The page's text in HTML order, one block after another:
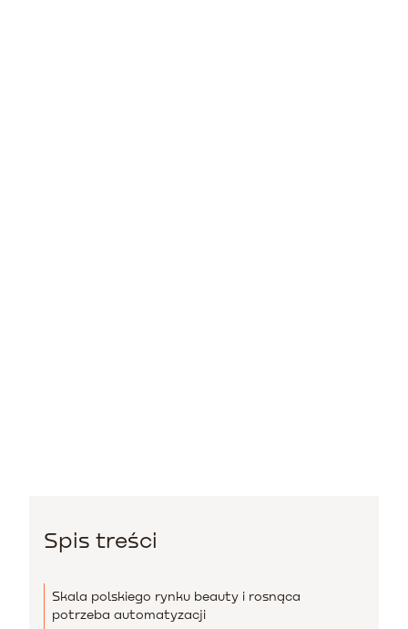
Spis treści
Skala polskiego rynku beauty i rosnąca
potrzeba automatyzacji